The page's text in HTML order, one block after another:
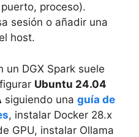
proceso).
sesión o añadir una
host.
un DGX Spark suele
Ubuntu 24.04
siguiendo una guía de
, instalar Docker 28.x
GPU, instalar Ollama